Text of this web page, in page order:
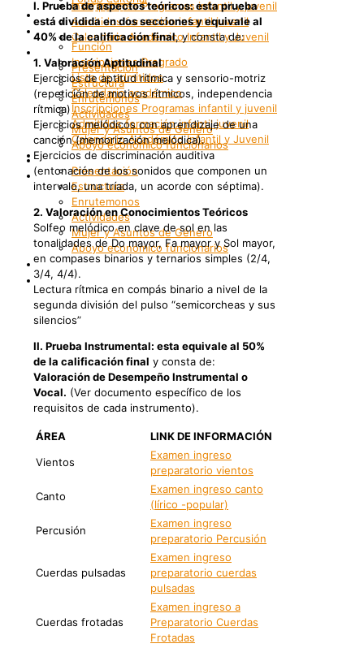
Inscripciones Programas infantil y juvenil
Admitidos formación infantil juvenil
Calendario Académico Infantil y Juvenil
Bienestar
Presentación
Estructura
Enrutemonos
Actividades
Mujer y Asuntos de Género
Apoyo económico funcionarios
Internacionalización
Patrimonio
Grupos Artísticos
Registro
Función
Inscripciones Pregrado
Lista de admitidos
Calendario académico
Inscripciones Programas infantil y juvenil
Admitidos formación infantil juvenil
Calendario Académico Infantil y Juvenil
Bienestar
Presentación
Estructura
Enrutemonos
Actividades
Mujer y Asuntos de Género
Apoyo económico funcionarios
Internacionalización
Patrimonio
I. Prueba de aspectos teóricos: esta prueba
está dividida en dos secciones y equivale al
40% de la calificación final, y consta de:
1. Valoración Aptitudinal
Ejercicios de aptitud rítmica y sensorio-motriz
(repetición de motivos rítmicos, independencia
rítmica)
Ejercicios melódicos con aprendizaje de una
canción (memorización melódica).
Ejercicios de discriminación auditiva
(entonación de los sonidos que componen un
intervalo, una tríada, un acorde con séptima).
2. Valoración en Conocimientos Teóricos
Solfeo melódico en clave de sol en las
tonalidades de Do mayor, Fa mayor y Sol mayor,
en compases binarios y ternarios simples (2/4,
3/4, 4/4).
Lectura rítmica en compás binario a nivel de la
segunda división del pulso “semicorcheas y sus
silencios”
II. Prueba Instrumental: esta equivale al 50%
de la calificación final y consta de:
Valoración de Desempeño Instrumental o
Vocal. (Ver documento específico de los
requisitos de cada instrumento).
ÁREA
LINK DE INFORMACIÓN
Vientos
Examen ingreso
preparatorio vientos
Canto
Examen ingreso canto
(lírico -popular)
Percusión
Examen ingreso
preparatorio Percusión
Cuerdas pulsadas
Examen ingreso
preparatorio cuerdas
pulsadas
Cuerdas frotadas
Examen ingreso a
Preparatorio Cuerdas
Frotadas